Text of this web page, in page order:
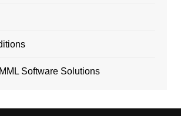
Software Solutions